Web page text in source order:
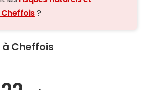
?
à Cheffois